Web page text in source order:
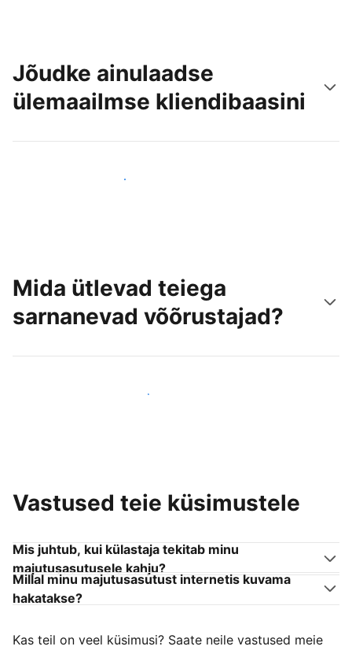
Jõudke ainulaadse
ülemaailmse kliendibaasini
Jõua juba täna uute külastajateni
Mida ütlevad teiega
sarnanevad võõrustajad?
Liitu endaga sarnanevate võõrustajatega
Vastused teie küsimustele
Mis juhtub, kui külastaja tekitab minu
majutusasutusele kahju?
Millal minu majutusasutust internetis kuvama
hakatakse?
Kas teil on veel küsimusi? Saate neile vastused meie